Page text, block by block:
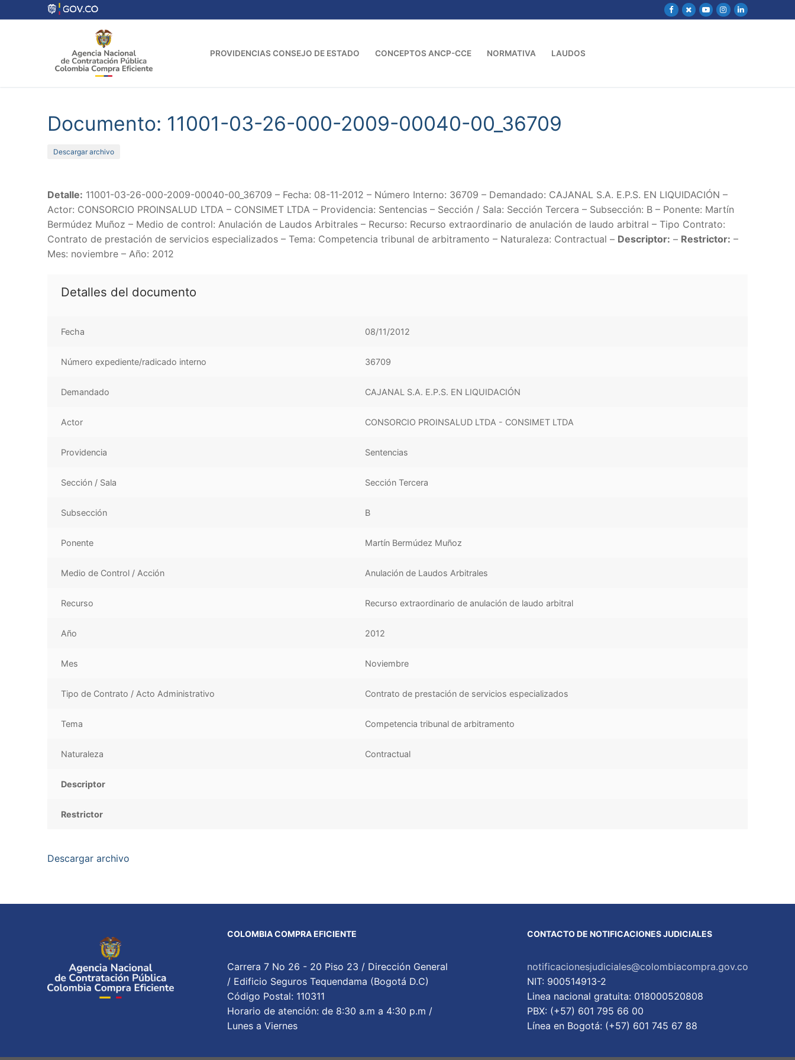
al
PROVIDENCIAS CONSEJO DE ESTADO CONCEPTOS ANCP-CCE NORMATIVA LAUDOS
Documento: 11001-03-26-000-2009-00040-00_36709
Descargar archivo
Detalle: 11001-03-26-000-2009-00040-00_36709 – Fecha: 08-11-2012 – Número Interno: 36709 – Demandado: CAJANAL S.A. E.P.S. EN LIQUIDACIÓN –
Actor: CONSORCIO PROINSALUD LTDA – CONSIMET LTDA – Providencia: Sentencias – Sección / Sala: Sección Tercera – Subsección: B – Ponente: Martín
Bermúdez Muñoz – Medio de control: Anulación de Laudos Arbitrales – Recurso: Recurso extraordinario de anulación de laudo arbitral – Tipo Contrato:
Contrato de prestación de servicios especializados – Tema: Competencia tribunal de arbitramento – Naturaleza: Contractual – Descriptor: – Restrictor: –
Mes: noviembre – Año: 2012
Detalles del documento
Fecha 08/11/2012
Número expediente/radicado interno 36709
Demandado CAJANAL S.A. E.P.S. EN LIQUIDACIÓN
Actor CONSORCIO PROINSALUD LTDA - CONSIMET LTDA
Providencia Sentencias
Sección / Sala Sección Tercera
Subsección B
Ponente Martín Bermúdez Muñoz
Medio de Control / Acción Anulación de Laudos Arbitrales
Recurso Recurso extraordinario de anulación de laudo arbitral
Año 2012
Mes Noviembre
Tipo de Contrato / Acto Administrativo Contrato de prestación de servicios especializados
Tema Competencia tribunal de arbitramento
Naturaleza Contractual
Descriptor
Restrictor
Descargar archivo
COLOMBIA COMPRA EFICIENTE
Carrera 7 No 26 - 20 Piso 23 / Dirección General
/ Edificio Seguros Tequendama (Bogotá D.C)
Código Postal: 110311
Horario de atención: de 8:30 a.m a 4:30 p.m /
Lunes a Viernes
CONTACTO DE NOTIFICACIONES JUDICIALES
notificacionesjudiciales@colombiacompra.gov.co
NIT: 900514913-2
Linea nacional gratuita: 018000520808
PBX: (+57) 601 795 66 00
Lí­nea en Bogotá: (+57) 601 745 67 88